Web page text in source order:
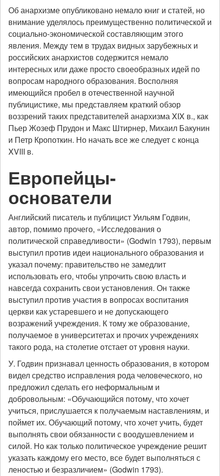
Об анархизме опубликовано немало книг и статей, но
внимание уделялось преимущественно политической и
социально-экономической составляющим этого
явления. Между тем в трудах видных зарубежных и
российских анархистов содержится немало
интересных или даже просто своеобразных идей по
вопросам народного образования. Восполняя
имеющийся пробел в отечественной научной
публицистике, мы представляем краткий обзор
воззрений таких представителей анархизма XIX в., как
Пьер Жозеф Прудон и Макс Штирнер, Михаил Бакунин
и Петр Кропоткин. Но начать все же следует с конца
XVIII в.
Европейцы-
основатели
Английский писатель и публицист Уильям Годвин,
автор, помимо прочего, «Исследования о
политической справедливости» (Godwin 1793), первым
выступил против идеи национального образования и
указал почему: правительство не замедлит
использовать его, чтобы упрочить свою власть и
навсегда сохранить свои установления. Он также
выступил против участия в вопросах воспитания
церкви как устаревшего и не допускающего
возражений учреждения. К тому же образование,
получаемое в университетах и прочих учреждениях
такого рода, на столетие отстает от уровня науки.
У. Годвин признавал ценность образования, в котором
видел средство исправления рода человеческого, но
предложил сделать его неформальным и
добровольным: «Обучающийся потому, что хочет
учиться, прислушается к получаемым наставлениям, и
поймет их. Обучающий потому, что хочет учить, будет
выполнять свои обязанности с воодушевлением и
силой. Но как только политическое учреждение решит
указать каждому его место, все будет выполняться с
леностью и безразличием» (Godwin 1793).